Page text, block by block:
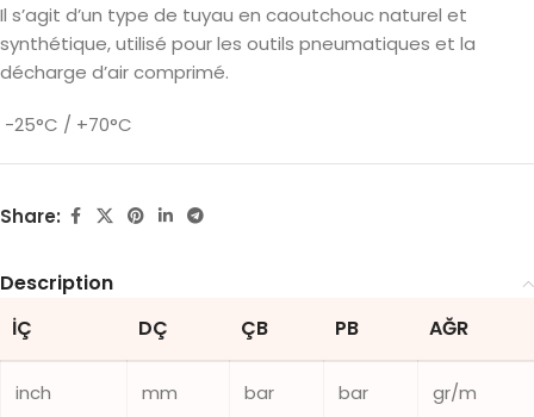
Il s’agit d’un type de tuyau en caoutchouc naturel et
synthétique, utilisé pour les outils pneumatiques et la
décharge d’air comprimé.
-25°C / +70°C
Share:
Description
İÇ
DÇ ÇB PB AĞR
inch mm bar bar gr/m